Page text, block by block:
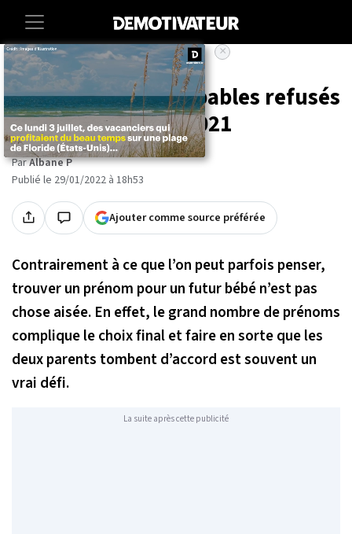
Accueil Societe Insolite
20 prénoms improbables refusés
par l'État civil en 2021
ParAlbane P
Publié le 29/01/2022 à 18h53
Ajouter comme source préférée
Contrairement à ce que l’on peut parfois penser,
trouver un prénom pour un futur bébé n’est pas
chose aisée. En effet, le grand nombre de prénoms
complique le choix final et faire en sorte que les
deux parents tombent d’accord est souvent un
vrai défi.
La suite après cette publicité
×